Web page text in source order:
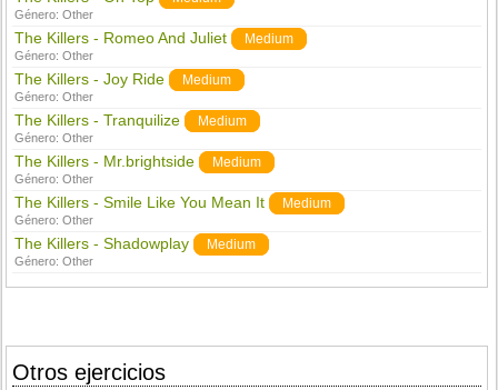
Género:Other
The Killers - Romeo And Juliet Medium
Género:Other
The Killers - Joy Ride Medium
Género:Other
The Killers - Tranquilize Medium
Género:Other
The Killers - Mr.brightside Medium
Género:Other
The Killers - Smile Like You Mean It Medium
Género:Other
The Killers - Shadowplay Medium
Género:Other
Otros ejercicios